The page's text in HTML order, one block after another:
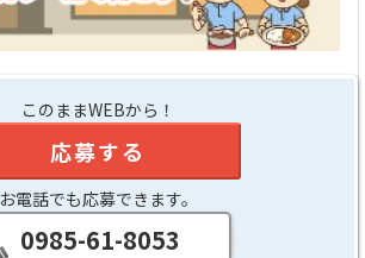
このままWEBから！
応募する
お電話でも応募できます。
0985-61-8053